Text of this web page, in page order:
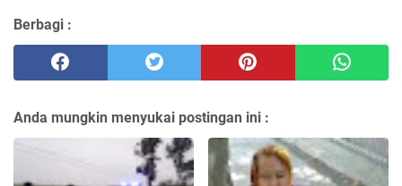
Berbagi :
Anda mungkin menyukai postingan ini :